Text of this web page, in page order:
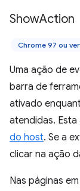
ShowAction
Chrome 97 ou
Uma ação de
barra de
ativado
atendidas.
do host. Se a
clicar na ação
Nas páginas